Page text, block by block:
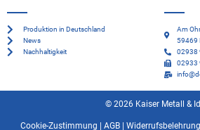
Produktion in Deutschland
News
Nachhaltigkeit
Am
59469
02938
02933
© 2026 Kaiser Metall &
Cookie-Zustimmung AGB| Widerrufsbelehrung